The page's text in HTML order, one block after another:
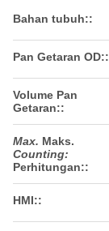
Bahan tubuh::
Pan Getaran OD::
Volume Pan
Getaran::
Max. Maks.
Counting:
Perhitungan::
HMI::